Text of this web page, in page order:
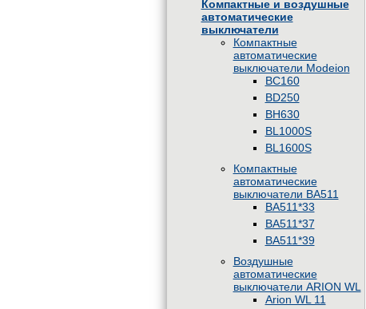
Компактные и воздушные
автоматические
выключатели
Компактные
автоматические
выключатели Modeion
BC160
BD250
BH630
BL1000S
BL1600S
Компактные
автоматические
выключатели BA511
BA511*33
BA511*37
BA511*39
Воздушные
автоматические
выключатели ARION WL
Arion WL 11